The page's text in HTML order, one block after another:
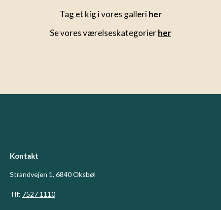
Tag et kig i vores galleriher
Se vores værelseskategorierher
Kontakt
Strandvejen 1, 6840 Oksbøl
Tlf: 7527 1110